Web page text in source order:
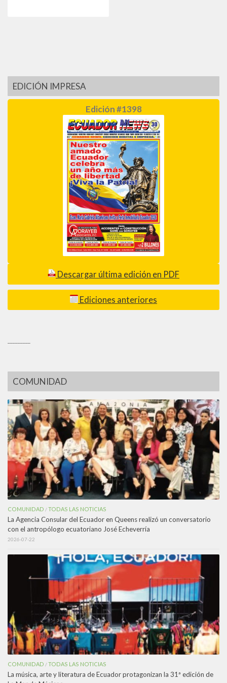
EDICIÓN IMPRESA
Edición #1398
Descargar última edición en PDF
Ediciones anteriores
COMUNIDAD
COMUNIDAD /TODAS LAS NOTICIAS
La Agencia Consular del Ecuador en Queens realizó un conversatorio
con el antropólogo ecuatoriano José Echeverría
2026-07-22
COMUNIDAD /TODAS LAS NOTICIAS
La música, arte y literatura de Ecuador protagonizan la 31ª edición de